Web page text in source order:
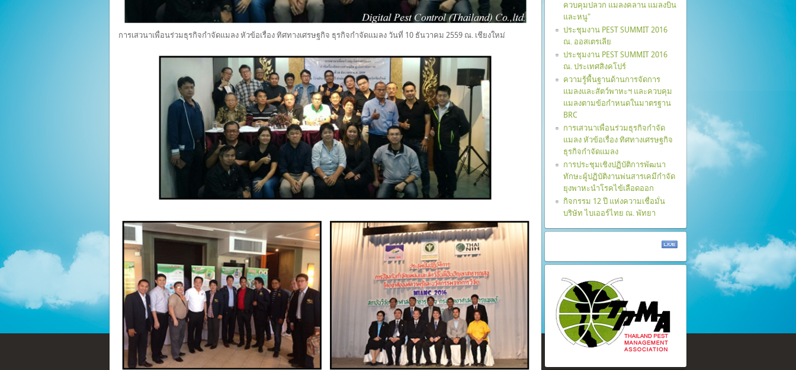
การเสวนาเพื่อนร่วมธุรกิจกำจัดแมลง หัวข้อเรื่อง ทิศทางเศรษฐกิจ ธุรกิจกำจัดแมลง วันที่ 10 ธันวาคม 2559 ณ. เชียงใหม่
ควบคุมปลวก แมลงคลาน แมลงบิน
และหนู"
ประชุมงาน PEST SUMMIT 2016
ณ. ออสเตรเลีย
ประชุมงาน PEST SUMMIT 2016
ณ. ประเทศสิงคโปร์
ความรู้พื้นฐานด้านการจัดการ
แมลงและสัตว์พาหะฯ และควบคุม
แมลงตามข้อกำหนดในมาตรฐาน
BRC
การเสวนาเพื่อนร่วมธุรกิจกำจัด
แมลง หัวข้อเรื่อง ทิศทางเศรษฐกิจ
ธุรกิจกำจัดแมลง
การประชุมเชิงปฏิบัติการพัฒนา
ทักษะผู้ปฏิบัติงานพ่นสารเคมีกำจัด
ยุงพาหะนำโรคไข้เลือดออก
กิจกรรม 12 ปี แห่งความเชื่อมั่น
บริษัท ไบเออร์ไทย ณ. พัทยา